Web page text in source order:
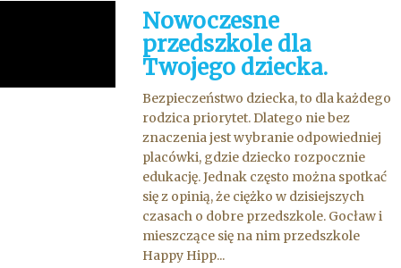
Nowoczesne
przedszkole dla
Twojego dziecka.
Bezpieczeństwo dziecka, to dla każdego
rodzica priorytet. Dlatego nie bez
znaczenia jest wybranie odpowiedniej
placówki, gdzie dziecko rozpocznie
edukację. Jednak często można spotkać
się z opinią, że ciężko w dzisiejszych
czasach o dobre przedszkole. Gocław i
mieszczące się na nim przedszkole
Happy Hipp...